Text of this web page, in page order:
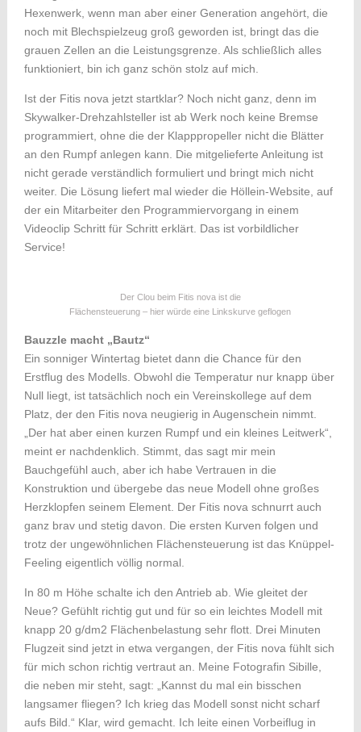
Hexenwerk, wenn man aber einer Generation angehört, die
noch mit Blechspielzeug groß geworden ist, bringt das die
grauen Zellen an die Leistungsgrenze. Als schließlich alles
funktioniert, bin ich ganz schön stolz auf mich.
Ist der Fitis nova jetzt startklar? Noch nicht ganz, denn im
Skywalker-Drehzahlsteller ist ab Werk noch keine Bremse
programmiert, ohne die der Klapppropeller nicht die Blätter
an den Rumpf anlegen kann. Die mitgelieferte Anleitung ist
nicht gerade verständlich formuliert und bringt mich nicht
weiter. Die Lösung liefert mal wieder die Höllein-Website, auf
der ein Mitarbeiter den Programmiervorgang in einem
Videoclip Schritt für Schritt erklärt. Das ist vorbildlicher
Service!
Der Clou beim Fitis nova ist die
Flächensteuerung – hier würde eine Linkskurve geflogen
Bauzzle macht „Bautz“
Ein sonniger Wintertag bietet dann die Chance für den
Erstflug des Modells. Obwohl die Temperatur nur knapp über
Null liegt, ist tatsächlich noch ein Vereinskollege auf dem
Platz, der den Fitis nova neugierig in Augenschein nimmt.
„Der hat aber einen kurzen Rumpf und ein kleines Leitwerk“,
meint er nachdenklich. Stimmt, das sagt mir mein
Bauchgefühl auch, aber ich habe Vertrauen in die
Konstruktion und übergebe das neue Modell ohne großes
Herzklopfen seinem Element. Der Fitis nova schnurrt auch
ganz brav und stetig davon. Die ersten Kurven folgen und
trotz der ungewöhnlichen Flächensteuerung ist das Knüppel-
Feeling eigentlich völlig normal.
In 80 m Höhe schalte ich den Antrieb ab. Wie gleitet der
Neue? Gefühlt richtig gut und für so ein leichtes Modell mit
knapp 20 g/dm2 Flächenbelastung sehr flott. Drei Minuten
Flugzeit sind jetzt in etwa vergangen, der Fitis nova fühlt sich
für mich schon richtig vertraut an. Meine Fotografin Sibille,
die neben mir steht, sagt: „Kannst du mal ein bisschen
langsamer fliegen? Ich krieg das Modell sonst nicht scharf
aufs Bild.“ Klar, wird gemacht. Ich leite einen Vorbeiflug in